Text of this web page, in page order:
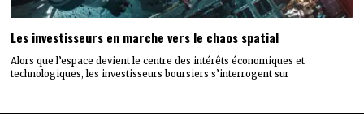
Les investisseurs en marche vers le chaos spatial
Alors que l’espace devient le centre des intérêts économiques et
technologiques, les investisseurs boursiers s’interrogent sur